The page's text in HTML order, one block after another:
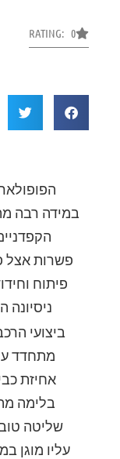
RATING: 0
במידה רבה
פשרות אצל
פיתוח
ניסיונה
ביצועי
מתחדד
אחיזת
בלימה
שליטה
עליו מוגן